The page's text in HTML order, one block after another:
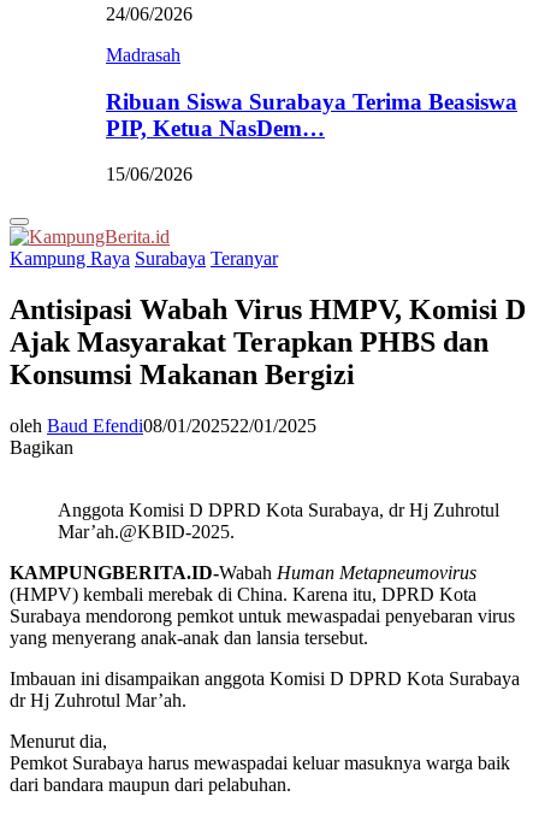
24/06/2026
Madrasah
Ribuan Siswa Surabaya Terima Beasiswa
PIP, Ketua NasDem…
15/06/2026
Primary
Menu
Kampung Raya Surabaya Teranyar
Antisipasi Wabah Virus HMPV, Komisi D
Ajak Masyarakat Terapkan PHBS dan
Konsumsi Makanan Bergizi
oleh Baud Efendi08/01/202522/01/2025
Bagikan
Anggota Komisi D DPRD Kota Surabaya, dr Hj Zuhrotul
Mar’ah.@KBID-2025.
KAMPUNGBERITA.ID-Wabah Human Metapneumovirus
(HMPV) kembali merebak di China. Karena itu, DPRD Kota
Surabaya mendorong pemkot untuk mewaspadai penyebaran virus
yang menyerang anak-anak dan lansia tersebut.
Imbauan ini disampaikan anggota Komisi D DPRD Kota Surabaya
dr Hj Zuhrotul Mar’ah.
Menurut dia,
Pemkot Surabaya harus mewaspadai keluar masuknya warga baik
dari bandara maupun dari pelabuhan.